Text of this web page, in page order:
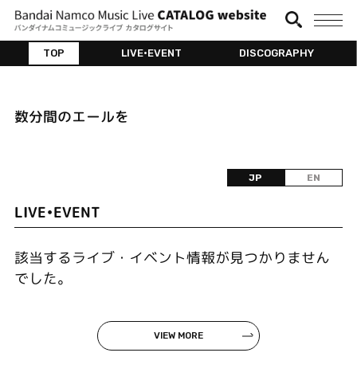
TOP LIVE•EVENT DISCOGRAPHY
数分間のエールを
JP EN
LIVE•EVENT
該当するライブ・イベント情報が見つかりません
でした。
VIEW MORE